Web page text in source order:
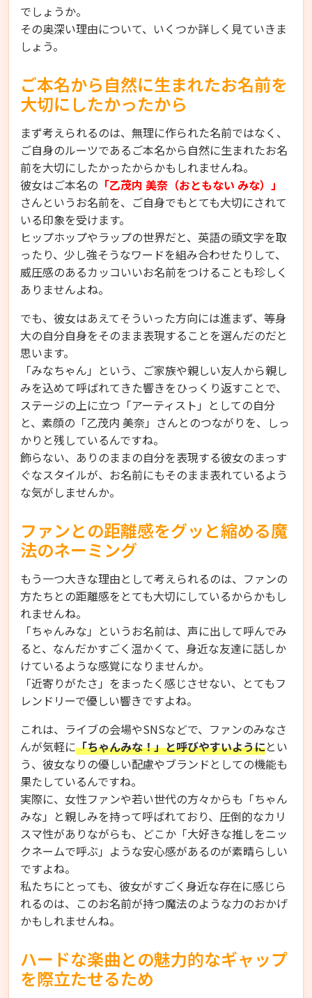
でしょうか。
その奥深い理由について、いくつか詳しく見ていきま
しょう。
ご本名から自然に生まれたお名前を
大切にしたかったから
まず考えられるのは、無理に作られた名前ではなく、
ご自身のルーツであるご本名から自然に生まれたお名
前を大切にしたかったからかもしれませんね。
彼女はご本名の 「乙茂内 美奈（おともない みな）」
さんというお名前を、ご自身でもとても大切にされて
いる印象を受けます。
ヒップホップやラップの世界だと、英語の頭文字を取
ったり、少し強そうなワードを組み合わせたりして、
威圧感のあるカッコいいお名前をつけることも珍しく
ありませんよね。
でも、彼女はあえてそういった方向には進まず、等身
大の自分自身をそのまま表現することを選んだのだと
思います。
「みなちゃん」という、ご家族や親しい友人から親し
みを込めて呼ばれてきた響きをひっくり返すことで、
ステージの上に立つ「アーティスト」としての自分
と、素顔の「乙茂内 美奈」さんとのつながりを、しっ
かりと残しているんですね。
飾らない、ありのままの自分を表現する彼女のまっす
ぐなスタイルが、お名前にもそのまま表れているよう
な気がしませんか。
ファンとの距離感をグッと縮める魔
法のネーミング
もう一つ大きな理由として考えられるのは、ファンの
方たちとの距離感をとても大切にしているからかもし
れませんね。
「ちゃんみな」というお名前は、声に出して呼んでみ
ると、なんだかすごく温かくて、身近な友達に話しか
けているような感覚になりませんか。
「近寄りがたさ」をまったく感じさせない、とてもフ
レンドリーで優しい響きですよね。
これは、ライブの会場やSNSなどで、ファンのみなさ
んが気軽に「ちゃんみな！」と呼びやすいようにとい
う、彼女なりの優しい配慮やブランドとしての機能も
果たしているんですね。
実際に、女性ファンや若い世代の方々からも「ちゃん
みな」と親しみを持って呼ばれており、圧倒的なカリ
スマ性がありながらも、どこか「大好きな推しをニッ
クネームで呼ぶ」ような安心感があるのが素晴らしい
ですよね。
私たちにとっても、彼女がすごく身近な存在に感じら
れるのは、このお名前が持つ魔法のような力のおかげ
かもしれませんね。
ハードな楽曲との魅力的なギャップ
を際立たせるため